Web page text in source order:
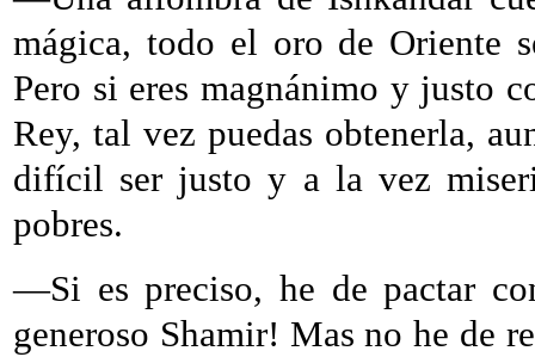
mágica, todo el oro de Oriente
Pero si eres magnánimo y justo
Rey, tal vez puedas obtenerla,
difícil ser justo y a la vez
pobres.
—Si es preciso, he de pactar
generoso Shamir! Mas no he de